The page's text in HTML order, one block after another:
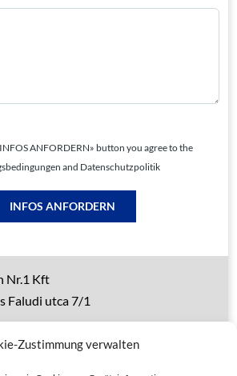
Zustimmung verwalten
ANFORDERN» button you agree to the
and Datenschutzpolitik
INFOS ANFORDERN
Nr.1 Kft
Faludi utca 7/1
7382 (deutsch)